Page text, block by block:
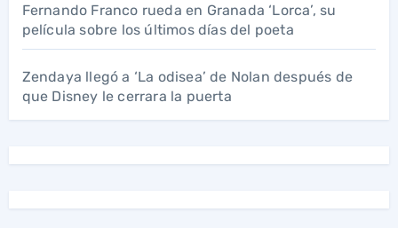
Fernando Franco rueda en Granada ‘Lorca’, su
película sobre los últimos días del poeta
Zendaya llegó a ‘La odisea’ de Nolan después de
que Disney le cerrara la puerta